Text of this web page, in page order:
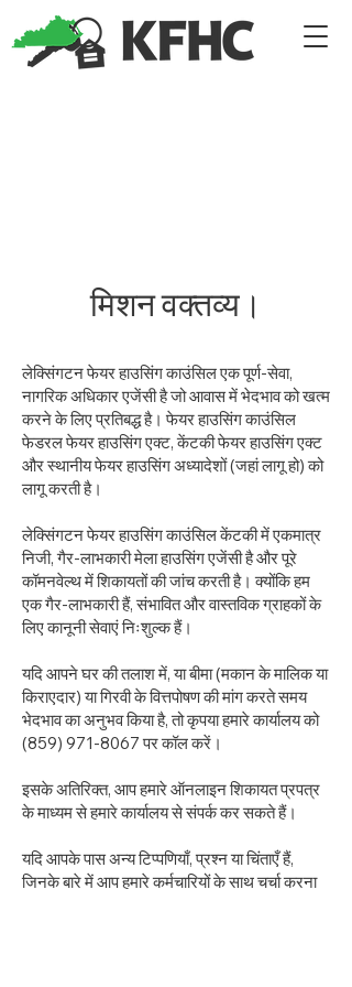
मिशन वक्तव्य।
लेक्सिंगटन फेयर हाउसिंग काउंसिल एक पूर्ण-सेवा,
नागरिक अधिकार एजेंसी है जो आवास में भेदभाव को खत्म
करने के लिए प्रतिबद्ध है। फेयर हाउसिंग काउंसिल
फेडरल फेयर हाउसिंग एक्ट, केंटकी फेयर हाउसिंग एक्ट
और स्थानीय फेयर हाउसिंग अध्यादेशों (जहां लागू हो) को
लागू करती है।
लेक्सिंगटन फेयर हाउसिंग काउंसिल केंटकी में एकमात्र
निजी, गैर-लाभकारी मेला हाउसिंग एजेंसी है और पूरे
कॉमनवेल्थ में शिकायतों की जांच करती है। क्योंकि हम
एक गैर-लाभकारी हैं, संभावित और वास्तविक ग्राहकों के
लिए कानूनी सेवाएं निःशुल्क हैं।
यदि आपने घर की तलाश में, या बीमा (मकान के मालिक या
किराएदार) या गिरवी के वित्तपोषण की मांग करते समय
भेदभाव का अनुभव किया है, तो कृपया हमारे कार्यालय को
(859) 971-8067पर कॉल करें।
इसके अतिरिक्त, आप हमारे ऑनलाइन शिकायत प्रपत्र
के माध्यम से हमारे कार्यालय से संपर्क कर सकते हैं।
यदि आपके पास अन्य टिप्पणियाँ, प्रश्न या चिंताएँ हैं,
जिनके बारे में आप हमारे कर्मचारियों के साथ चर्चा करना